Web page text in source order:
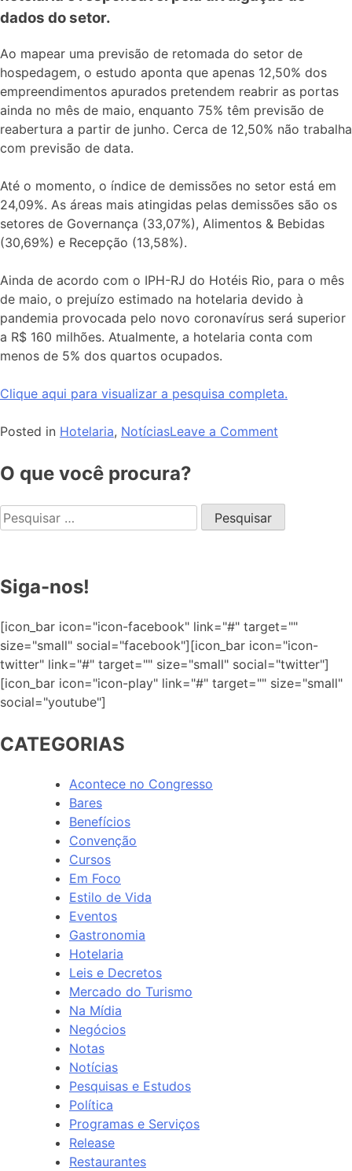
dados do setor.
Ao mapear uma previsão de retomada do setor de
hospedagem, o estudo aponta que apenas 12,50% dos
empreendimentos apurados pretendem reabrir as portas
ainda no mês de maio, enquanto 75% têm previsão de
reabertura a partir de junho. Cerca de 12,50% não trabalha
com previsão de data.
Até o momento, o índice de demissões no setor está em
24,09%. As áreas mais atingidas pelas demissões são os
setores de Governança (33,07%), Alimentos & Bebidas
(30,69%) e Recepção (13,58%).
Ainda de acordo com o IPH-RJ do Hotéis Rio, para o mês
de maio, o prejuízo estimado na hotelaria devido à
pandemia provocada pelo novo coronavírus será superior
a R$ 160 milhões. Atualmente, a hotelaria conta com
menos de 5% dos quartos ocupados.
Clique aqui para visualizar a pesquisa completa.
Posted in Hotelaria, NotíciasLeave a Comment
O que você procura?
Siga-nos!
[icon_bar icon="icon-facebook" link="#" target=""
size="small" social="facebook"][icon_bar icon="icon-
twitter" link="#" target="" size="small" social="twitter"]
[icon_bar icon="icon-play" link="#" target="" size="small"
social="youtube"]
CATEGORIAS
Acontece no Congresso
Bares
Benefícios
Convenção
Cursos
Em Foco
Estilo de Vida
Eventos
Gastronomia
Hotelaria
Leis e Decretos
Mercado do Turismo
Na Mídia
Negócios
Notas
Notícias
Pesquisas e Estudos
Política
Programas e Serviços
Release
Restaurantes